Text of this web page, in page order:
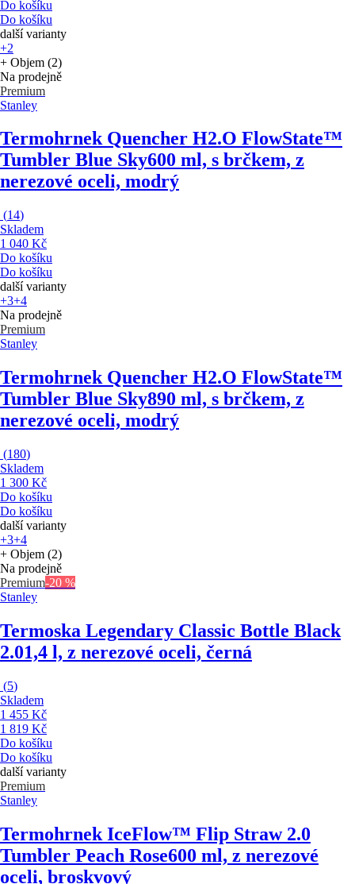
Do košíku
Do košíku
další varianty
+2
+ Objem (2)
Na prodejně
Premium
Stanley
Termohrnek Quencher H2.O FlowState™
Tumbler Blue Sky600 ml, s brčkem, z
nerezové oceli, modrý
(14)
Skladem
1 040 Kč
Do košíku
Do košíku
další varianty
+3+4
Na prodejně
Premium
Stanley
Termohrnek Quencher H2.O FlowState™
Tumbler Blue Sky890 ml, s brčkem, z
nerezové oceli, modrý
(180)
Skladem
1 300 Kč
Do košíku
Do košíku
další varianty
+3+4
+ Objem (2)
Na prodejně
Premium-20 %
Stanley
Termoska Legendary Classic Bottle Black
2.01,4 l, z nerezové oceli, černá
(5)
Skladem
1 455 Kč
1 819 Kč
Do košíku
Do košíku
další varianty
Premium
Stanley
Termohrnek IceFlow™ Flip Straw 2.0
Tumbler Peach Rose600 ml, z nerezové
oceli, broskvový